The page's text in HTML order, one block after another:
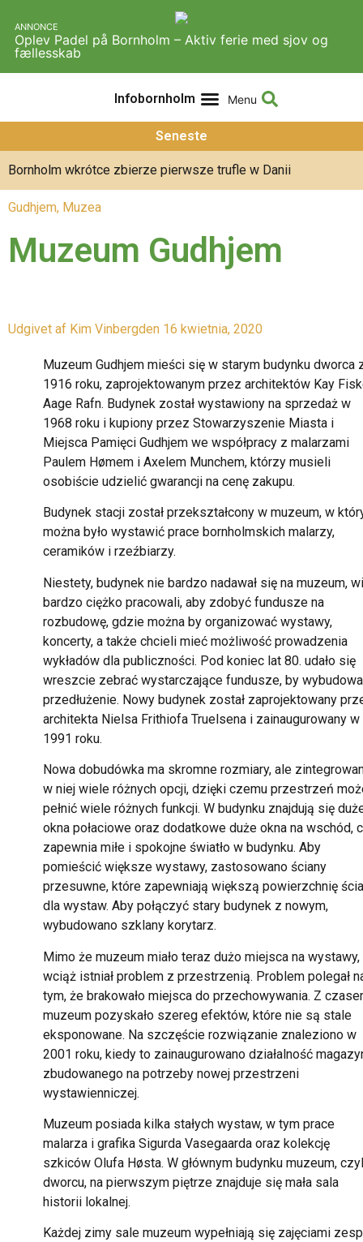
ANNONCE
Oplev Padel på Bornholm – Aktiv ferie med sjov og
fællesskab
Infobornholm
Seneste
Bornholm wkrótce zbierze pierwsze trufle w Danii
Gudhjem, Muzea
Muzeum Gudhjem
Udgivet af Kim Vinbergden 16 kwietnia, 2020
Muzeum Gudhjem mieści się w starym budynku dworca
1916 roku, zaprojektowanym przez architektów Kay
Aage Rafn. Budynek został wystawiony na sprzedaż w
1968 roku i kupiony przez Stowarzyszenie Miasta i
Miejsca Pamięci Gudhjem we współpracy z malarzami
Paulem Hømem i Axelem Munchem, którzy musieli
osobiście udzielić gwarancji na cenę zakupu.
Budynek stacji został przekształcony w muzeum, w
można było wystawić prace bornholmskich malarzy,
ceramików i rzeźbiarzy.
Niestety, budynek nie bardzo nadawał się na muzeum,
bardzo ciężko pracowali, aby zdobyć fundusze na
rozbudowę, gdzie można by organizować wystawy,
koncerty, a także chcieli mieć możliwość prowadzenia
wykładów dla publiczności. Pod koniec lat 80. udało się
wreszcie zebrać wystarczające fundusze, by
przedłużenie. Nowy budynek został zaprojektowany
architekta Nielsa Frithiofa Truelsena i zainaugurowany w
1991 roku.
Nowa dobudówka ma skromne rozmiary, ale
w niej wiele różnych opcji, dzięki czemu przestrzeń
pełnić wiele różnych funkcji. W budynku znajdują się
okna połaciowe oraz dodatkowe duże okna na wschód,
zapewnia miłe i spokojne światło w budynku. Aby
pomieścić większe wystawy, zastosowano ściany
przesuwne, które zapewniają większą powierzchnię
dla wystaw. Aby połączyć stary budynek z nowym,
wybudowano szklany korytarz.
Mimo że muzeum miało teraz dużo miejsca na wystawy,
wciąż istniał problem z przestrzenią. Problem polegał
tym, że brakowało miejsca do przechowywania. Z
muzeum pozyskało szereg efektów, które nie są stale
eksponowane. Na szczęście rozwiązanie znaleziono w
2001 roku, kiedy to zainaugurowano działalność
zbudowanego na potrzeby nowej przestrzeni
wystawienniczej.
Muzeum posiada kilka stałych wystaw, w tym prace
malarza i grafika Sigurda Vasegaarda oraz kolekcję
szkiców Olufa Høsta. W głównym budynku muzeum,
dworcu, na pierwszym piętrze znajduje się mała sala
historii lokalnej.
Każdej zimy sale muzeum wypełniają się zajęciami